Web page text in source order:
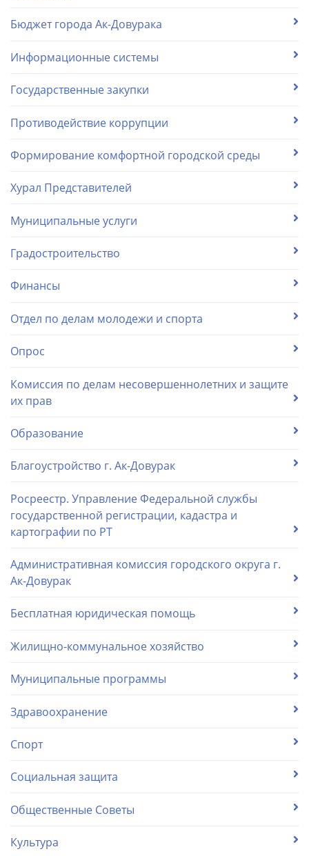
Бюджет города Ак-Довурака
Информационные системы
Государственные закупки
Противодействие коррупции
Формирование комфортной городской среды
Хурал Представителей
Муниципальные услуги
Градостроительство
Финансы
Отдел по делам молодежи и спорта
Опрос
Комиссия по делам несовершеннолетних и защите
их прав
Образование
Благоустройство г. Ак-Довурак
Росреестр. Управление Федеральной службы
государственной регистрации, кадастра и
картографии по РТ
Административная комиссия городского округа г.
Ак-Довурак
Бесплатная юридическая помощь
Жилищно-коммунальное хозяйство
Муниципальные программы
Здравоохранение
Спорт
Социальная защита
Общественные Советы
Культура